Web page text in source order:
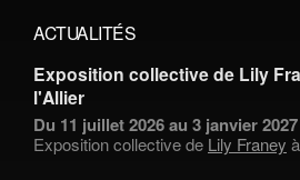
ACTUALITÉS
Exposition collective de Lily
l'Allier
Du 11 juillet 2026 au 3 janvier 2027
Exposition collective de Lily Franey